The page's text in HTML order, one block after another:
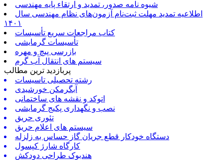
شیوه نامه صدور، تمدید و ارتقاء پایه مهندسی
اطلاعیه تمدید مهلت ثبت‌نام آزمون‌های نظام مهندسی سال
۱۴۰۱
کتاب مراجعات سریع تأسیسات
تأسیسات گرمایشی
بازرسی پیچ و مهره
سیستم های انتقال آب گرم
پربازدید ترین مطالب
رشته تحصیلی تاسیسات
آبگرمکن خورشیدی
اتوکد و نقشه های ساختمانی
نصب و نگهداری پکیج گرمایشی
تئوری حریق
سیستم های اعلام حریق
دستگاه خودکار قطع جریان گاز حساس به زلزله
کارگاه شارژ کپسول
هندبوک طراحی دودکش